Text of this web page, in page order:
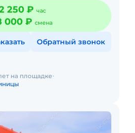
250 ₽ час
000 ₽ смена
Обратный звонок
на площадке